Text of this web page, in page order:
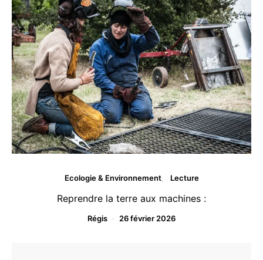
Ecologie & Environnement Lecture
Reprendre la terre aux machines :
Régis 26 février 2026